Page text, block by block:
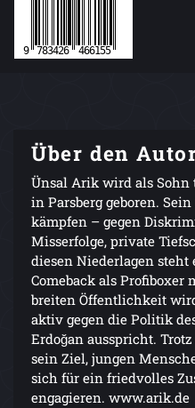
Über den
Ünsal Arik wird als Sohn
in Parsberg geboren.
kämpfen – gegen
Misserfolge, private
diesen Niederlagen steht
Comeback als
breiten Öffentlichkeit
aktiv gegen die Politik
Erdoğan ausspricht.
sein Ziel, jungen
sich für ein friedvolles
engagieren. www.arik.de